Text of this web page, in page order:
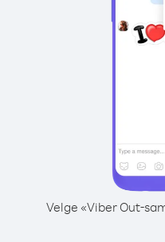
Velge «Viber Out-